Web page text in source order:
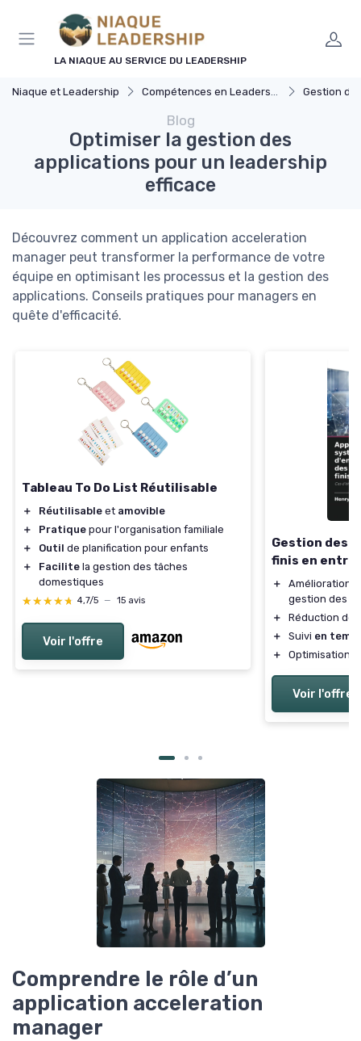
LA NIAQUE AU SERVICE DU LEADERSHIP
Niaque et Leadership Compétences en Leadership Gestion
Blog
Optimiser la gestion des
applications pour un leadership
efficace
Découvrez comment un application acceleration
manager peut transformer la performance de votre
équipe en optimisant les processus et la gestion des
applications. Conseils pratiques pour managers en
quête d'efficacité.
Tableau To Do List Réutilisable
＋ Réutilisable et amovible
＋
Pratique pour l'organisation familiale
＋
Outil de planification pour enfants
＋
Facilite la gestion des tâches
domestiques
★★★★★
★★★★★ 4,7/5 — 15 avis
Voir l'offre
Gestion des
finis en
＋
Amélioration
gestion des
＋
Réduction
＋
Suivi en
＋
Optimisation
Voir l'offre
Comprendre le rôle d’un
application acceleration
manager